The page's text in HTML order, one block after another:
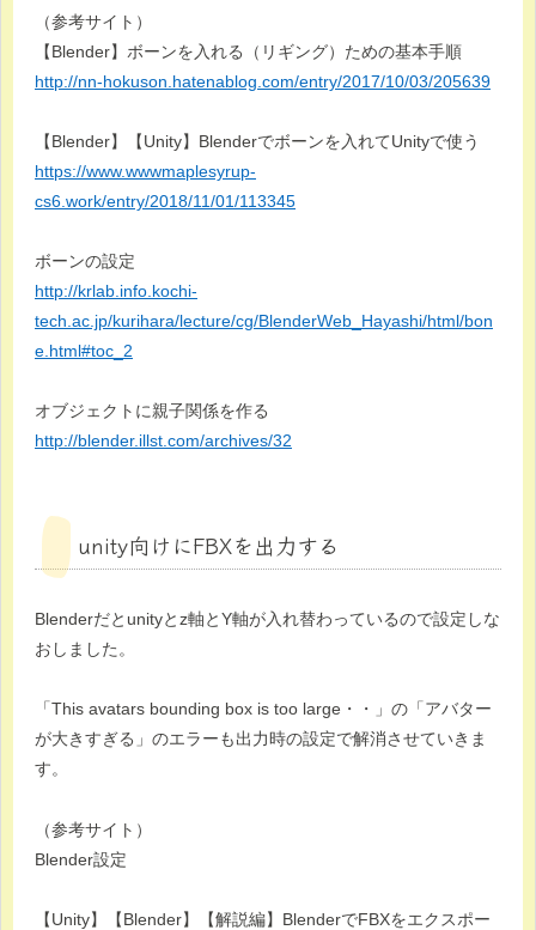
（参考サイト）
【Blender】ボーンを入れる（リギング）ための基本手順
http://nn-hokuson.hatenablog.com/entry/2017/10/03/205639
【Blender】【Unity】Blenderでボーンを入れてUnityで使う
https://www.wwwmaplesyrup-
cs6.work/entry/2018/11/01/113345
ボーンの設定
http://krlab.info.kochi-
tech.ac.jp/kurihara/lecture/cg/BlenderWeb_Hayashi/html/bon
e.html#toc_2
オブジェクトに親子関係を作る
http://blender.illst.com/archives/32
unity向けにFBXを出力する
Blenderだとunityとz軸とY軸が入れ替わっているので設定しな
おしました。
「This avatars bounding box is too large・・」の「アバター
が大きすぎる」のエラーも出力時の設定で解消させていきま
す。
（参考サイト）
Blender設定
【Unity】【Blender】【解説編】BlenderでFBXをエクスポー